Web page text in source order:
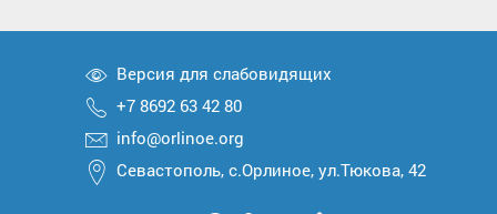
Версия для слабовидящих
+7 8692 63 42 80
info@orlinoe.org
Севастополь, с.Орлиное, ул.Тюкова, 42